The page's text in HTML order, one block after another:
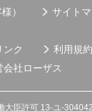
）
サイト
ンク
利用規約
会社ローザス
大臣許可 13-ユ-304042